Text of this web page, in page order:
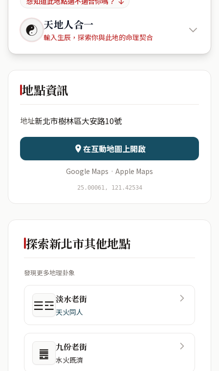
☯ 天地人合一
輸入生辰，探索你與此地的命理契合
238台灣
日期 出生時辰
資料僅用於即時分析，不會儲存於伺服器
地點資訊
地址新北市樹林區大安路10號
在互動地圖上開啟
Google Maps · Apple Maps
25.00061, 121.42534
探索新北市其他地點
發現更多地理卦象
☰☲淡水老街
天火同人
䷌ 九份老街
水火既濟